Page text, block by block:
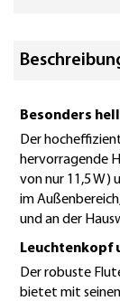
Besonders
Der
hervorragende
von nur 11,5 W)
im
und an der
Leuchtenkopf
Der robuste
bietet mit